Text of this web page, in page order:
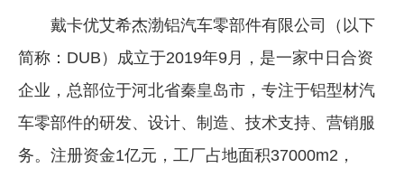
戴卡优艾希杰渤铝汽车零部件有限公司（以下
简称：DUB）成立于2019年9月，是一家中日合资
企业，总部位于河北省秦皇岛市，专注于铝型材汽
车零部件的研发、设计、制造、技术支持、营销服
务。注册资金1亿元，工厂占地面积37000m2，